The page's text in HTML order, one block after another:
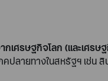
เศรษฐกิจโลก (และเศร
ปลายทางในสหรัฐฯ เช่น